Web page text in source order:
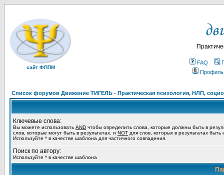
сайт ФППМ
FAQ
Профиль
Список форумов Движение ТИГЕЛЬ - Практическая психология, НЛП,
Ключевые слова:
Вы можете использовать AND чтобы определить слова, которые должны быть в
слов, которые могут быть в результатах, и NOT для слов, которых в результатах
Используйте * в качестве шаблона для частичного совпадения.
Поиск по автору:
Используйте * в качестве шаблона